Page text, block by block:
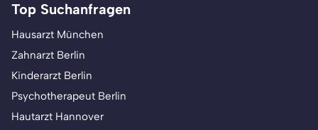
Top Suchanfragen
Hausarzt München
Zahnarzt Berlin
Kinderarzt Berlin
Psychotherapeut Berlin
Hautarzt Hannover